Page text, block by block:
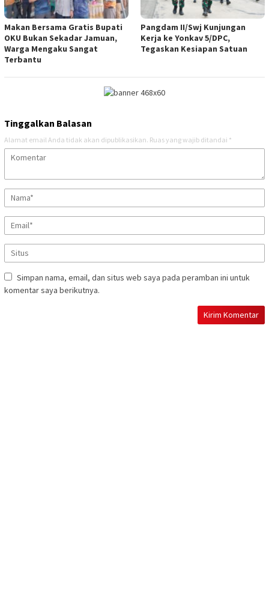
Makan Bersama Gratis Bupati
OKU Bukan Sekadar Jamuan,
Warga Mengaku Sangat
Terbantu
Pangdam II/Swj Kunjungan
Kerja ke Yonkav 5/DPC,
Tegaskan Kesiapan Satuan
Tinggalkan Balasan
Alamat email Anda tidak akan dipublikasikan. Ruas yang wajib ditandai *
Simpan nama, email, dan situs web saya pada peramban ini untuk
komentar saya berikutnya.